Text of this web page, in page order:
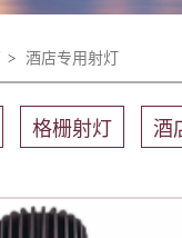
> 酒店专用射灯
格栅射灯 酒